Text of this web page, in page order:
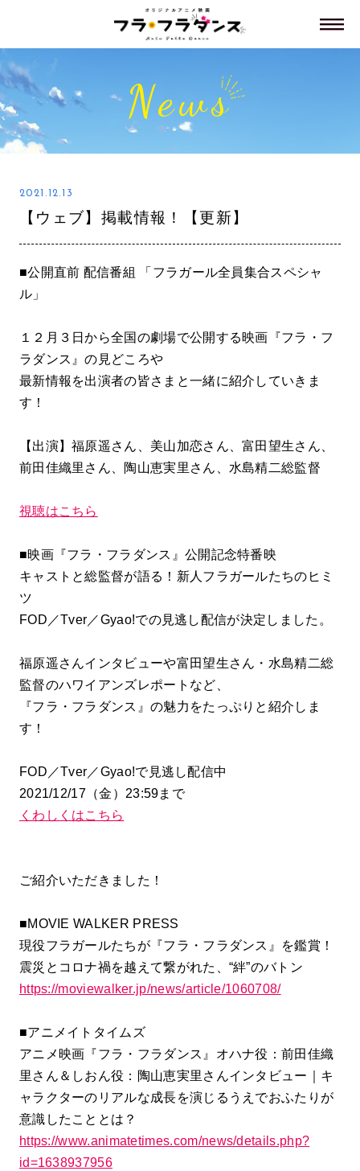
News
2021.12.13
【ウェブ】掲載情報！【更新】
■公開直前 配信番組 「フラガール全員集合スペシャ
ル」
１２月３日から全国の劇場で公開する映画『フラ・フ
ラダンス』の見どころや
最新情報を出演者の皆さまと一緒に紹介していきま
す！
【出演】福原遥さん、美山加恋さん、富田望生さん、
前田佳織里さん、陶山恵実里さん、水島精二総監督
視聴はこちら
■映画『フラ・フラダンス』公開記念特番映
キャストと総監督が語る！新人フラガールたちのヒミ
ツ
FOD／Tver／Gyao!での見逃し配信が決定しました。
福原遥さんインタビューや富田望生さん・水島精二総
監督のハワイアンズレポートなど、
『フラ・フラダンス』の魅力をたっぷりと紹介しま
す！
FOD／Tver／Gyao!で見逃し配信中
2021/12/17（金）23:59まで
くわしくはこちら
ご紹介いただきました！
■MOVIE WALKER PRESS
現役フラガールたちが『フラ・フラダンス』を鑑賞！
震災とコロナ禍を越えて繋がれた、“絆”のバトン
https://moviewalker.jp/news/article/1060708/
■アニメイトタイムズ
アニメ映画『フラ・フラダンス』オハナ役：前田佳織
里さん＆しおん役：陶山恵実里さんインタビュー｜キ
ャラクターのリアルな成長を演じるうえでおふたりが
意識したこととは？
https://www.animatetimes.com/news/details.php?
id=1638937956